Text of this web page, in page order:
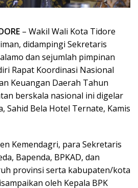
– Wakil Wali Kota Tidore
didampingi Sekretaris
dan sejumlah pimpinan
Rapat Koordinasi Nasional
Keuangan Daerah Tahun
berskala nasional ini digelar
Sahid Bela Hotel Ternate, Kamis
Kemendagri, para Sekretaris
Bapenda, BPKAD, dan
provinsi serta kabupaten/kota
oleh Kepala BPK